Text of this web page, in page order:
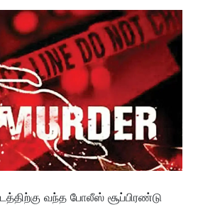
வந்த போலீஸ் சூப்பிரண்டு